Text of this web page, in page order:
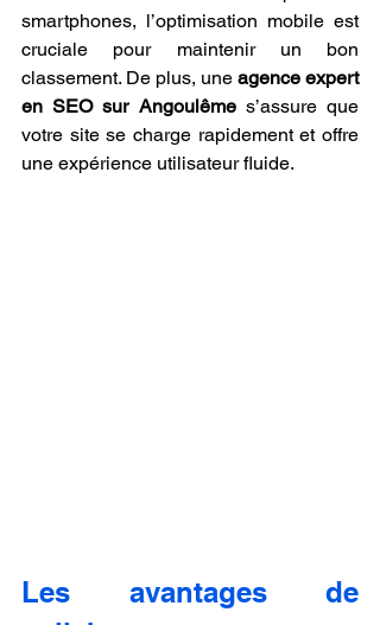
smartphones, l’optimisation mobile est
cruciale pour maintenir un bon
classement. De plus, une agence expert
en SEO sur Angoulême s’assure que
votre site se charge rapidement et offre
une expérience utilisateur fluide.
Les avantages de